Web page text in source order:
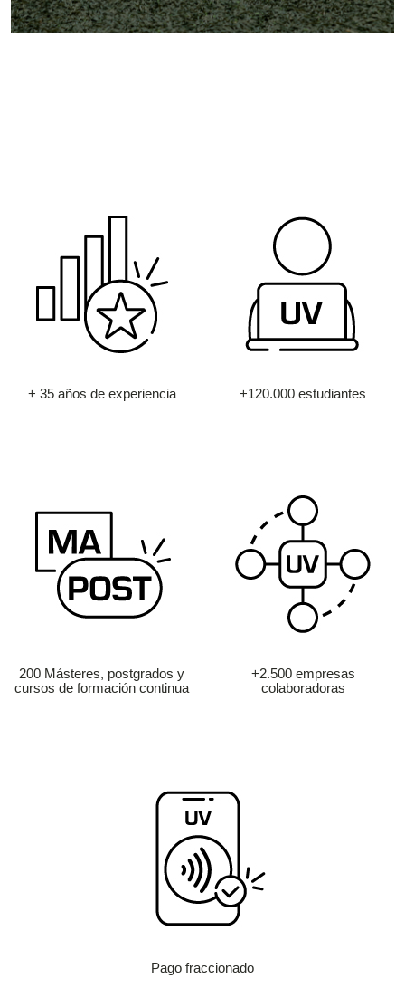
+ 35 años de experiencia +120.000 estudiantes
200 Másteres, postgrados y
cursos de formación continua
+2.500 empresas
colaboradoras
Pago fraccionado